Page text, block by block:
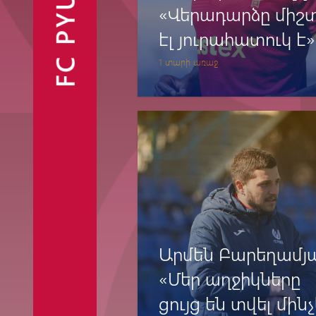
Ֆանշոփ
1 տարի առաջ
«Վերադարձը
էլ յուրահատուկ է»
Արմեն
«Մեր աղջիկները
ցույց են տվել